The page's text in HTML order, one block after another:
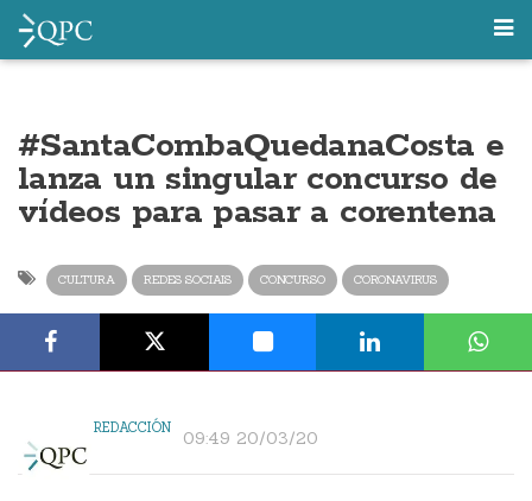
#SantaCombaQuedanaCosta e
lanza un singular concurso de
vídeos para pasar a corentena
CULTURA REDES SOCIAIS CONCURSO CORONAVIRUS
REDACCIÓN 09:49 20/03/20